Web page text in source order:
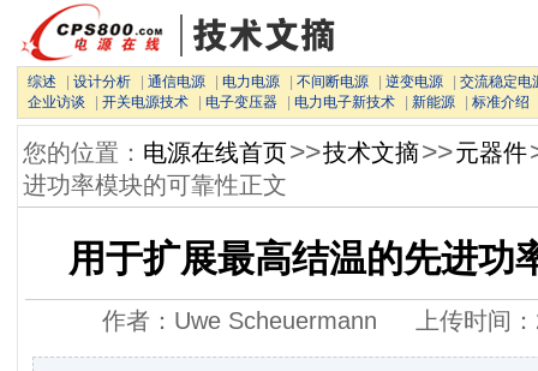
综述 设计分析 通信电源 电力电源 不间断电源 逆变电源
交流稳定电
企业访谈
开关电源技术 电子变压器 电力电子新技术 新能源 标准介绍
您的位置： 电源在线首页>>技术文摘>>元器件
进功率模块的可靠性正文
用于扩展最高结温的先进功
作者：Uwe Scheuermann 上传时间：